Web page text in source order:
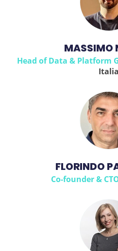
MASSIMO
Head of Data & Platform
Italia
FLORINDO
Co-founder &